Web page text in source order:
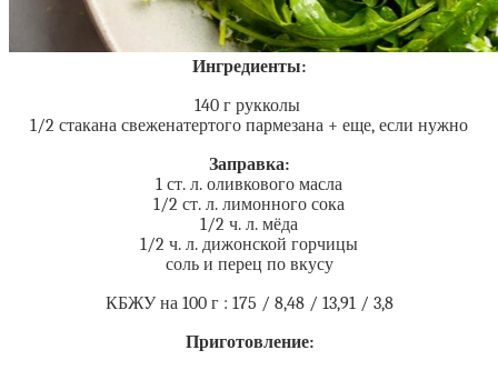
Ингредиенты:
140 г рукколы
1/2 стакана свеженатертого пармезана + еще, если нужно
Заправка:
1 ст. л. оливкового масла
1/2 ст. л. лимонного сока
1/2 ч. л. мёда
1/2 ч. л. дижонской горчицы
соль и перец по вкусу
КБЖУ на 100 г : 175 / 8,48 / 13,91 / 3,8
Приготовление: